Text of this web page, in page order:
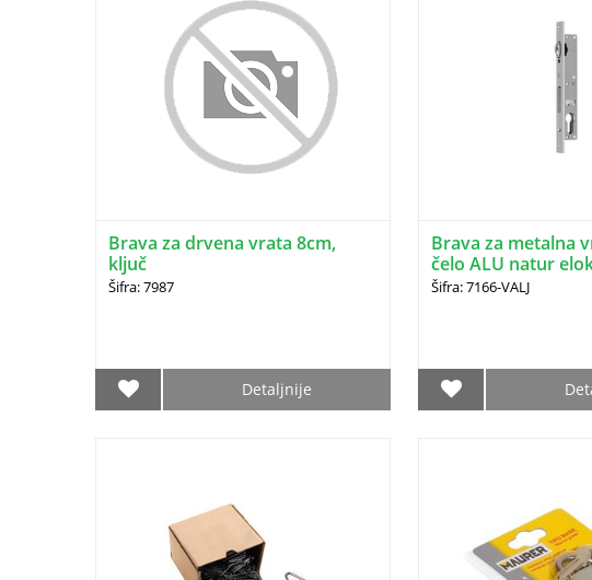
Brava za drvena vrata 8cm,
ključ
Šifra: 7987
Detaljnije
Brava za metalna
čelo ALU natur
BANE (3341.00.218)
Šifra: 7166-VALJ